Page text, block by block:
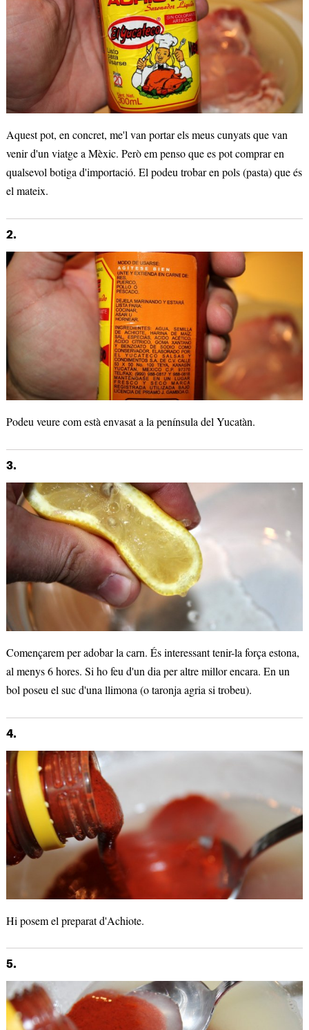
Aquest pot, en concret, me'l van portar els meus cunyats que van
venir d'un viatge a Mèxic. Però em penso que es pot comprar en
qualsevol botiga d'importació. El podeu trobar en pols (pasta) que és
el mateix.
2.
Podeu veure com està envasat a la península del Yucatàn.
3.
Començarem per adobar la carn. És interessant tenir-la força estona,
al menys 6 hores. Si ho feu d'un dia per altre millor encara. En un
bol poseu el suc d'una llimona (o taronja agria si trobeu).
4.
Hi posem el preparat d'Achiote.
5.